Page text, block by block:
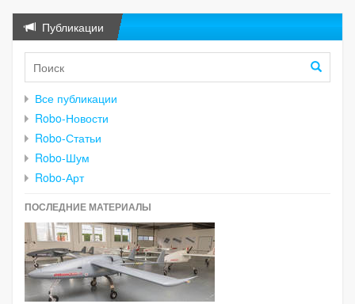
Публикации
Все публикации
Robo-Новости
Robo-Статьи
Robo-Шум
Robo-Арт
ПОСЛЕДНИЕ МАТЕРИАЛЫ